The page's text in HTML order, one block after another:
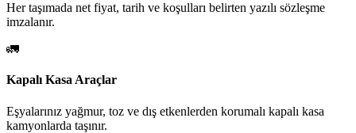
Her taşımada net fiyat, tarih ve koşulları belirten yazılı sözleşme
imzalanır.
🚛
Kapalı Kasa Araçlar
Eşyalarınız yağmur, toz ve dış etkenlerden korumalı kapalı kasa
kamyonlarda taşınır.